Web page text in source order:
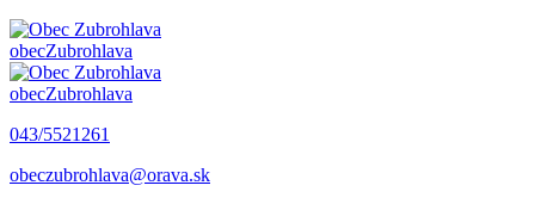
obecZubrohlava
obecZubrohlava
043/5521261
obeczubrohlava@orava.sk